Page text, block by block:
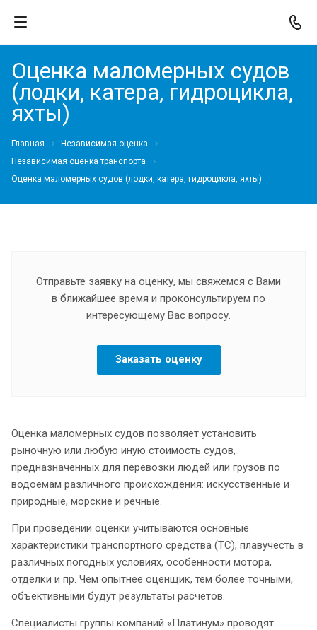
Оценка маломерных судов
(лодки, катера, гидроцикла,
яхты)
Главная
Независимая оценка
Независимая оценка транспорта
Оценка маломерных судов (лодки, катера, гидроцикла, яхты)
Отправьте заявку на оценку, мы свяжемся с Вами
в ближайшее время и проконсультируем по
интересующему Вас вопросу.
Заказать оценку
Оценка маломерных судов позволяет установить
рыночную или любую иную стоимость судов,
предназначенных для перевозки людей или грузов по
водоемам различного происхождения: искусственные и
природные, морские и речные.
При проведении оценки учитываются основные
характеристики транспортного средства (ТС), плавучесть в
различных погодных условиях, особенности мотора,
отделки и пр. Чем опытнее оценщик, тем более точными,
объективными будут результаты расчетов.
Специалисты группы компаний «Платинум» проводят